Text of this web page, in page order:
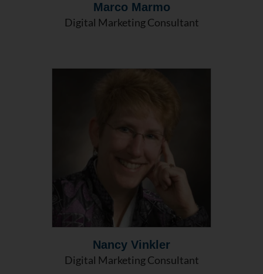
Marco Marmo
Digital Marketing Consultant
Nancy Vinkler
Digital Marketing Consultant